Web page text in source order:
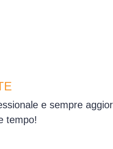
e sempre
tempo!